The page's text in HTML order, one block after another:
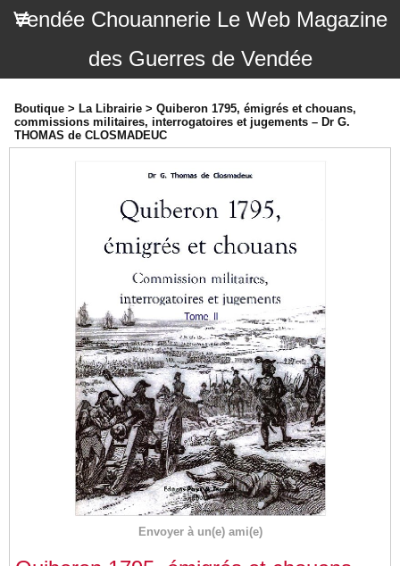
Vendée Chouannerie Le Web Magazine
des Guerres de Vendée
Boutique > La Librairie > Quiberon 1795, émigrés et chouans,
commissions militaires, interrogatoires et jugements – Dr G.
THOMAS de CLOSMADEUC
Envoyer à un(e) ami(e)